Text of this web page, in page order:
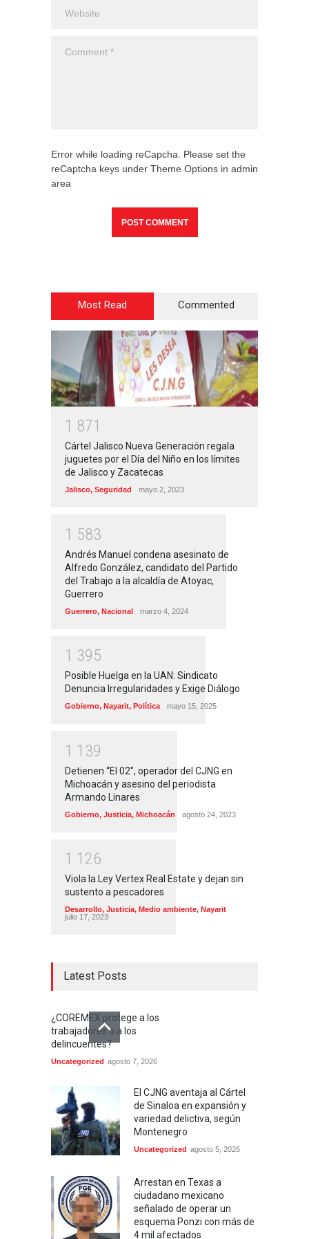
Error while loading reCapcha. Please set the
reCaptcha keys under Theme Options in admin
area
Most Read Commented
1 871
Cártel Jalisco Nueva Generación regala
juguetes por el Día del Niño en los límites
de Jalisco y Zacatecas
Jalisco, Seguridad mayo 2, 2023
1 583
Andrés Manuel condena asesinato de
Alfredo González, candidato del Partido
del Trabajo a la alcaldía de Atoyac,
Guerrero
Guerrero, Nacional marzo 4, 2024
1 395
Posible Huelga en la UAN: Sindicato
Denuncia Irregularidades y Exige Diálogo
Gobierno, Nayarit, Política mayo 15, 2025
1 1 39
Detienen “El 02″, operador del CJNG en
Michoacán y asesino del periodista
Armando Linares
Gobierno, Justicia, Michoacán agosto 24, 2023
1 1 26
Viola la Ley Vertex Real Estate y dejan sin
sustento a pescadores
Desarrollo, Justicia, Medio ambiente, Nayarit
julio 17, 2023
Latest Posts
¿COREMEX protege a los
trabajadores o a los
delincuentes?
Uncategorized agosto 7, 2026
El CJNG aventaja al Cártel
de Sinaloa en expansión y
variedad delictiva, según
Montenegro
Uncategorized agosto 5, 2026
Arrestan en Texas a
ciudadano mexicano
señalado de operar un
esquema Ponzi con más de
4 mil afectados